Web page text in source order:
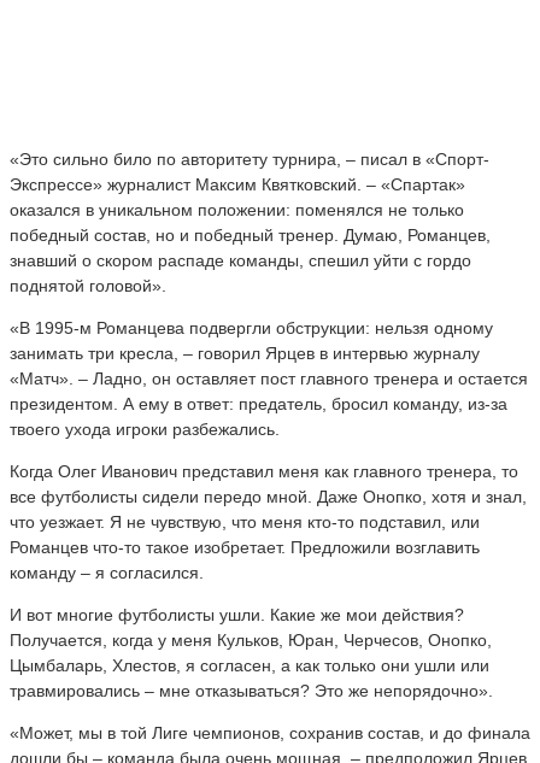
«Это сильно било по авторитету турнира, – писал в «Спорт-
Экспрессе» журналист Максим Квятковский. – «Спартак»
оказался в уникальном положении: поменялся не только
победный состав, но и победный тренер. Думаю, Романцев,
знавший о скором распаде команды, спешил уйти с гордо
поднятой головой».
«В 1995-м Романцева подвергли обструкции: нельзя одному
занимать три кресла, – говорил Ярцев в интервью журналу
«Матч». – Ладно, он оставляет пост главного тренера и остается
президентом. А ему в ответ: предатель, бросил команду, из-за
твоего ухода игроки разбежались.
Когда Олег Иванович представил меня как главного тренера, то
все футболисты сидели передо мной. Даже Онопко, хотя и знал,
что уезжает. Я не чувствую, что меня кто-то подставил, или
Романцев что-то такое изобретает. Предложили возглавить
команду – я согласился.
И вот многие футболисты ушли. Какие же мои действия?
Получается, когда у меня Кульков, Юран, Черчесов, Онопко,
Цымбаларь, Хлестов, я согласен, а как только они ушли или
травмировались – мне отказываться? Это же непорядочно».
«Может, мы в той Лиге чемпионов, сохранив состав, и до финала
дошли бы – команда была очень мощная, – предположил Ярцев